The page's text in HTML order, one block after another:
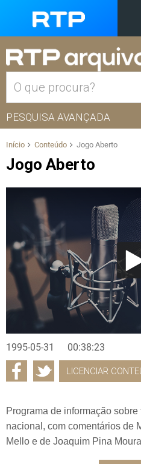
PESQUISA AVANÇADA
Início Conteúdo Jogo Aberto
Jogo Aberto
1995-05-31 00:38:23
LICENCIAR
Programa de informação
nacional, com comentários de
Mello e de Joaquim Pina